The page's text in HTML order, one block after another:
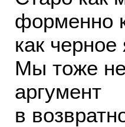
форменно
как
Мы тоже
аргумент
в